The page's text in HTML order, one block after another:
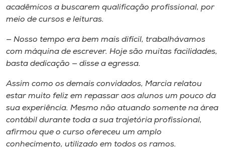
acadêmicos a buscarem qualificação profissional, por
meio de cursos e leituras.
— Nosso tempo era bem mais difícil, trabalhávamos
com máquina de escrever. Hoje são muitas facilidades,
basta dedicação — disse a egressa.
Assim como os demais convidados, Marcia relatou
estar muito feliz em repassar aos alunos um pouco da
sua experiência. Mesmo não atuando somente na área
contábil durante toda a sua trajetória profissional,
afirmou que o curso ofereceu um amplo
conhecimento, utilizado em todos os ramos.